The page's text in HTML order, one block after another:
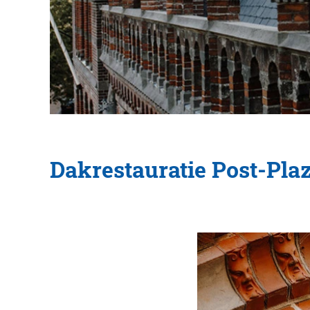
Dakrestauratie Post-